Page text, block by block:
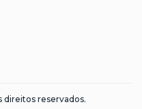
reservados.